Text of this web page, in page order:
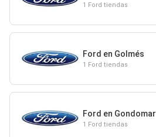
1 Ford tiendas
Ford en Golmés
1 Ford tiendas
Ford en Gondomar
1 Ford tiendas